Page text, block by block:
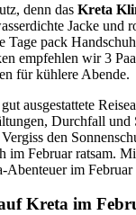
denn das Kreta
Jacke und
Tage pack
empfehlen wir 3
für kühlere Abende.
ausgestattete
Durchfall und
den
im Februar ratsam.
Abenteuer im Februar
Kreta im